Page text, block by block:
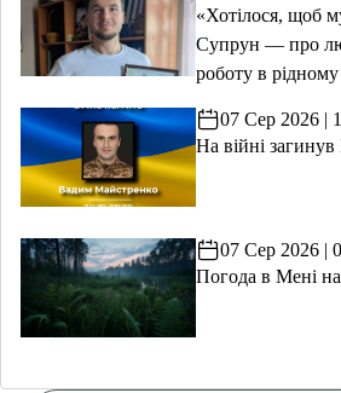
«Хотілося, щоб
Супрун — про
роботу в
07 Сер 2026 |
На війні
07 Сер 2026 |
Погода в Мені